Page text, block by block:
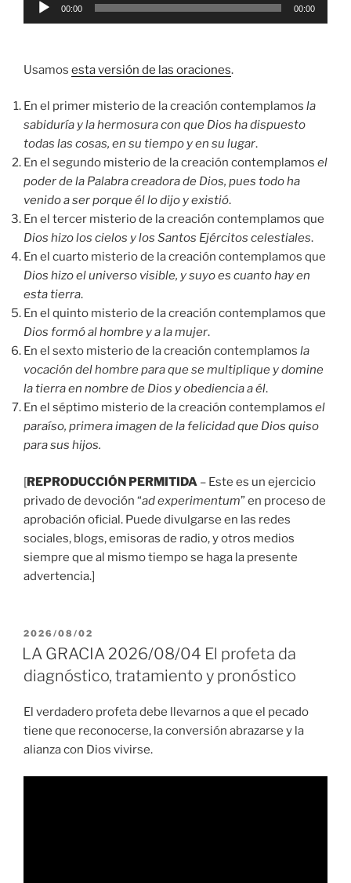
00:00 00:00
Usamos esta versión de las oraciones.
En el primer misterio de la creación contemplamos la
sabiduría y la hermosura con que Dios ha dispuesto
todas las cosas, en su tiempo y en su lugar.
En el segundo misterio de la creación contemplamos el
poder de la Palabra creadora de Dios, pues todo ha
venido a ser porque él lo dijo y existió.
En el tercer misterio de la creación contemplamos que
Dios hizo los cielos y los Santos Ejércitos celestiales.
En el cuarto misterio de la creación contemplamos que
Dios hizo el universo visible, y suyo es cuanto hay en
esta tierra.
En el quinto misterio de la creación contemplamos que
Dios formó al hombre y a la mujer.
En el sexto misterio de la creación contemplamos la
vocación del hombre para que se multiplique y domine
la tierra en nombre de Dios y obediencia a él.
En el séptimo misterio de la creación contemplamos el
paraíso, primera imagen de la felicidad que Dios quiso
para sus hijos.
[REPRODUCCIÓN PERMITIDA – Este es un ejercicio
privado de devoción “ad experimentum” en proceso de
aprobación oficial. Puede divulgarse en las redes
sociales, blogs, emisoras de radio, y otros medios
siempre que al mismo tiempo se haga la presente
advertencia.]
PUBLICADO
EL
2026/08/02
LA GRACIA 2026/08/04 El profeta da
diagnóstico, tratamiento y pronóstico
El verdadero profeta debe llevarnos a que el pecado
tiene que reconocerse, la conversión abrazarse y la
alianza con Dios vivirse.